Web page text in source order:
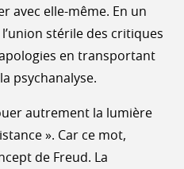
avec elle-même. En un
stérile des critiques
en transportant
psychanalyse.
autrement la lumière
». Car ce mot,
de Freud. La